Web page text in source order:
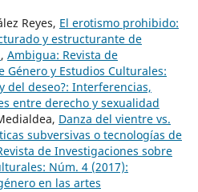
Reyes, El erotismo prohibido:
y estructurante de
, Ambigua: Revista de
Género y Estudios Culturales:
del deseo?: Interferencias,
entre derecho y sexualidad
Danza del vientre vs.
subversivas o tecnologías de
de Investigaciones sobre
Núm. 4 (2017):
en las artes